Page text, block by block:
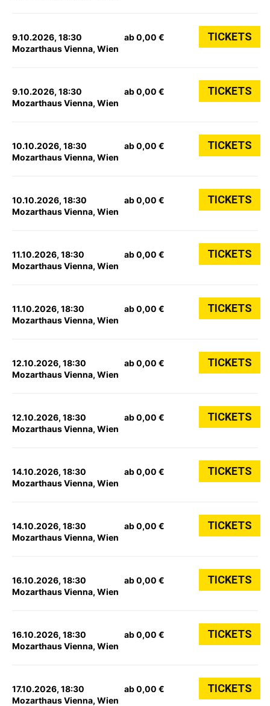
9.10.2026, 18:30
Mozarthaus Vienna, Wien
ab 0,00 € TICKETS
9.10.2026, 18:30
Mozarthaus Vienna, Wien
ab 0,00 € TICKETS
10.10.2026, 18:30
Mozarthaus Vienna, Wien
ab 0,00 € TICKETS
10.10.2026, 18:30
Mozarthaus Vienna, Wien
ab 0,00 € TICKETS
11.10.2026, 18:30
Mozarthaus Vienna, Wien
ab 0,00 € TICKETS
11.10.2026, 18:30
Mozarthaus Vienna, Wien
ab 0,00 € TICKETS
12.10.2026, 18:30
Mozarthaus Vienna, Wien
ab 0,00 € TICKETS
12.10.2026, 18:30
Mozarthaus Vienna, Wien
ab 0,00 € TICKETS
14.10.2026, 18:30
Mozarthaus Vienna, Wien
ab 0,00 € TICKETS
14.10.2026, 18:30
Mozarthaus Vienna, Wien
ab 0,00 € TICKETS
16.10.2026, 18:30
Mozarthaus Vienna, Wien
ab 0,00 € TICKETS
16.10.2026, 18:30
Mozarthaus Vienna, Wien
ab 0,00 € TICKETS
17.10.2026, 18:30
Mozarthaus Vienna, Wien
ab 0,00 € TICKETS